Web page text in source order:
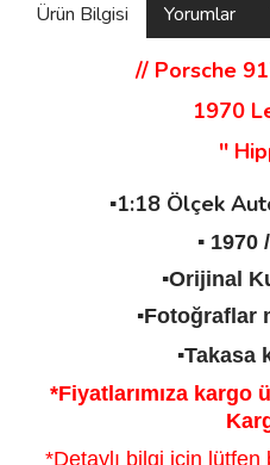
Ürün Bilgisi Yorumlar
// Porsche
1970
''
▪️1:18 Ölçek
▪️ 1970
▪️Orijinal
▪️Fotoğraflar
▪️Takasa
*Fiyatlarımıza
*Detaylı bilgi için